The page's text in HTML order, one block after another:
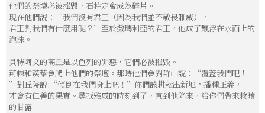
他們的祭壇必被摧毀，石柱定會成為碎片。
現在他們說：“我們沒有君王（因為我們並不敬畏雅威），
君王對我們有什麼用呢？”至於撒瑪利亞的君王，他成了飄浮在水面上的
泡沫。
貝特阿文的高丘是以色列的罪惡，它們必被摧毀。
荊棘和蒺藜會爬上他們的祭壇。那時他們會對群山說：“覆蓋我們吧！
”對丘陵說:“傾倒在我們身上吧！”你們該耕耘出新地，播種正義，
才會有仁善的果實。尋找雅威的時刻到了，直到他降來，給你們帶來救贖
的甘露。